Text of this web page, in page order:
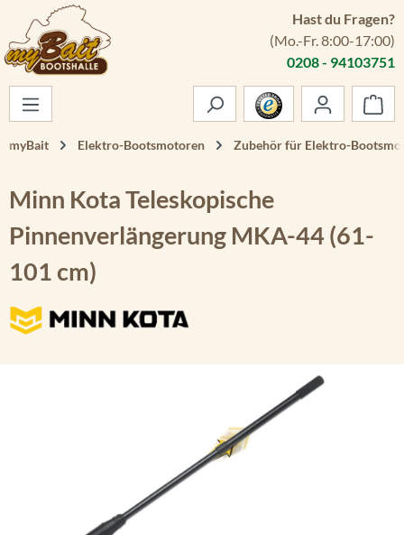
Zum Hauptinhalt springen
Hast du Fragen?
(Mo.-Fr. 8:00-17:00)
0208 - 94103751
myBait Elektro-Bootsmotoren Zubehör für Elektro-
Minn Kota Teleskopische
Pinnenverlängerung MKA-44 (61-
101 cm)